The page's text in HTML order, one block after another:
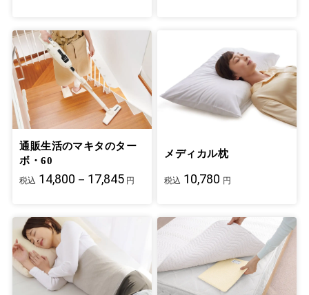
通販生活のマキタのター
ボ・60
税込 14,800－17,845 円
メディカル枕
税込 10,780 円